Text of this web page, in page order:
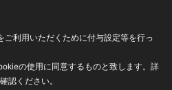
利用いただくために付与設定等を行っ
の使用に同意するものと致します。詳
認ください。